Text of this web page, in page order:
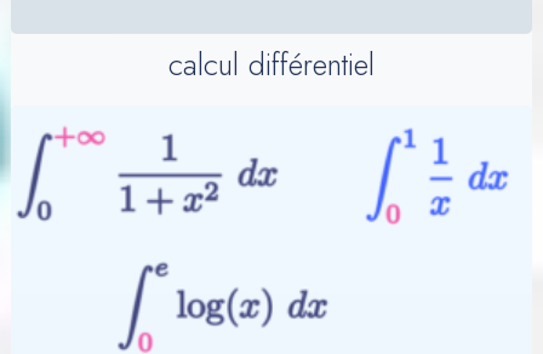
calcul différentiel